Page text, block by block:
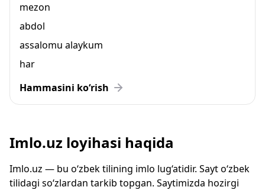
mezon
abdol
assalomu alaykum
har
Hammasini ko‘rish
Imlo.uz loyihasi haqida
Imlo.uz — bu o‘zbek tilining imlo lug‘atidir. Sayt o‘zbek
tilidagi so‘zlardan tarkib topgan. Saytimizda hozirgi